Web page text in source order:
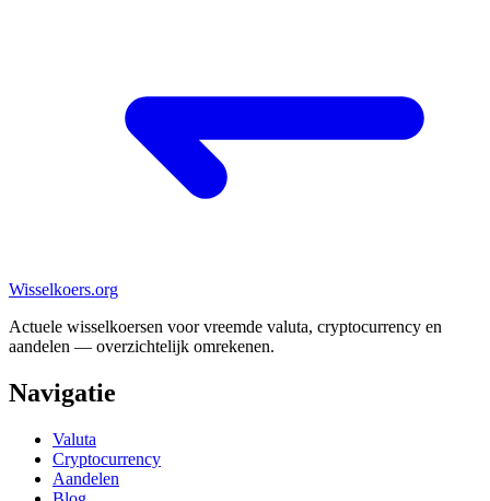
Wisselkoers.org
Actuele wisselkoersen voor vreemde valuta, cryptocurrency en
aandelen — overzichtelijk omrekenen.
Navigatie
Valuta
Cryptocurrency
Aandelen